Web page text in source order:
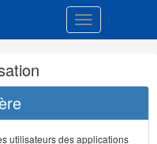
Toggle
utilisateurs des applications